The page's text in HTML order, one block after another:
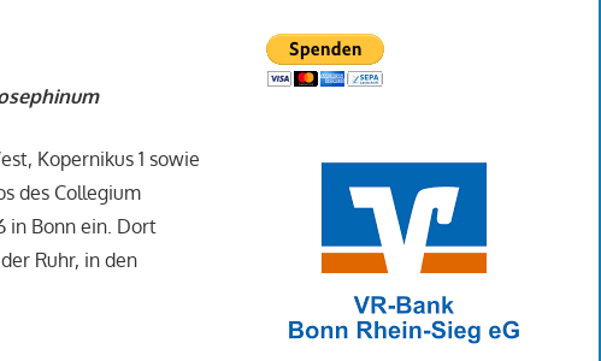
Kopernikus 1 sowie
des Collegium
in Bonn ein. Dort
Ruhr, in den